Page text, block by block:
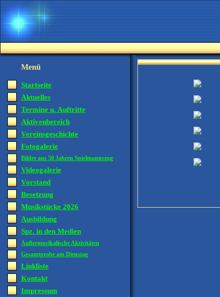
Menü
Startseite
Aktuelles
Termine u. Auftritte
Aktivenbereich
Vereinsgeschichte
Fotogalerie
Bilder aus 50 Jahren Spielmannszug
Videogalerie
Vorstand
Besetzung
Musikstücke 2026
Ausbildung
Spz. in den Medien
Außermusikalische Aktivitäten
Gesamtprobe am Dienstag
Linkliste
Kontakt
Impressum